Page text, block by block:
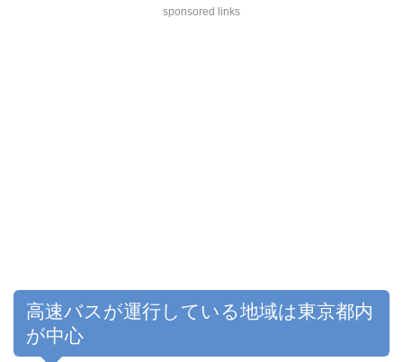
sponsored links
高速バスが運行している地域は東京都内
が中心